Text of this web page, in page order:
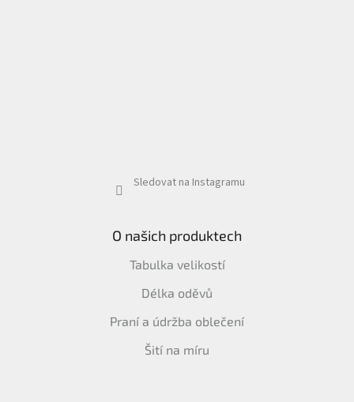
Sledovat na Instagramu
O našich produktech
Tabulka velikostí
Délka oděvů
Praní a údržba oblečení
Šití na míru